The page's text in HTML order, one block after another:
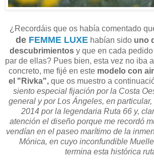
¿Recordáis que os había comentado
de FEMME LUXE habían sido uno
descubrimientos y que en cada
par de ellas? Pues bien, esta vez no iba
concreto, me fijé en este modelo con
el "Rivka",que os muestro a
siento especial fijación por la Costa
general y por Los Ángeles, en
2014 por la legendaria Ruta 66 y,
atención el diseño porque me recordó
vendían en el paseo marítimo de la
Mónica, en cuyo inconfundible
termina esta histórica